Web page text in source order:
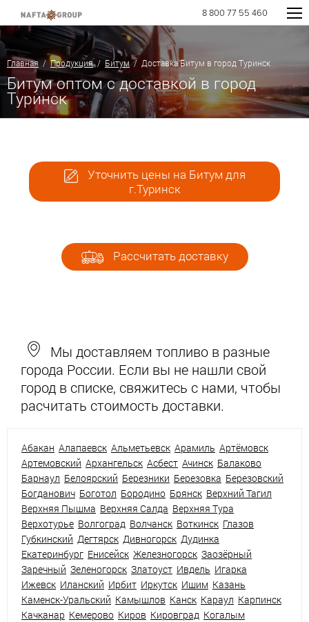
8 800 77 55 460
Главная /Продукция/ Битум/ Доставка Битум в город Туринск
Битум оптом с доставкой в город
Туринск
Уточнить цены на Битум для
г.Туринск
Рассчитать доставку
Мы доставляем топливо в разные
города России. Если вы не нашли свой
город в списке, свяжитесь с нами, чтобы
расчитать стоимость доставки.
Абакан Алапаевск Альметьевск Арамиль Артёмовск
Артемовский Архангельск Асбест Ачинск Балаково
Барнаул Белоярский Березники Березовка Березовский
Богданович Боготол Бородино Брянск Верхний Тагил
Верхняя Пышма Верхняя Салда Верхняя Тура
Верхотурье Волгоград Волчанск Воткинск Глазов
Губкинский Дегтярск Дивногорск Дудинка
Екатеринбург Енисейск Железногорск Заозёрный
Заречный Зеленогорск Златоуст Ивдель Игарка
Ижевск Иланский Ирбит Иркутск Ишим Казань
Каменск-Уральский Камышлов Канск Караул Карпинск
Качканар Кемерово Киров Кировград Когалым